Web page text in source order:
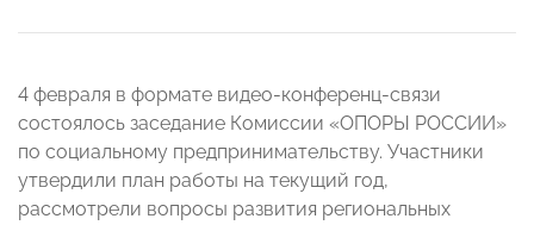
4 февраля в формате видео-конференц-связи
состоялось заседание Комиссии «ОПОРЫ РОССИИ»
по социальному предпринимательству. Участники
утвердили план работы на текущий год,
рассмотрели вопросы развития региональных